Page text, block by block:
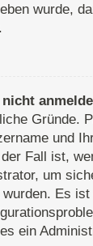
wurde,
Gründe.
und
Fall ist,
um
Es ist
ein